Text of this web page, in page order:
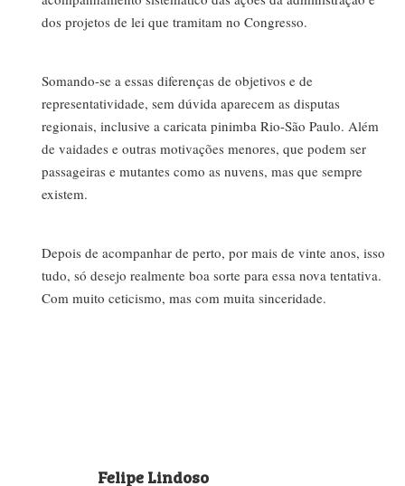
dos projetos de lei que tramitam no Congresso.
Somando-se a essas diferenças de objetivos e de
representatividade, sem dúvida aparecem as disputas
regionais, inclusive a caricata pinimba Rio-São Paulo. Além
de vaidades e outras motivações menores, que podem ser
passageiras e mutantes como as nuvens, mas que sempre
existem.
Depois de acompanhar de perto, por mais de vinte anos, isso
tudo, só desejo realmente boa sorte para essa nova tentativa.
Com muito ceticismo, mas com muita sinceridade.
Felipe Lindoso